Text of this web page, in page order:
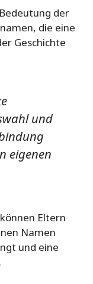
der
die eine
Geschichte
und
eigenen
Eltern
Namen
und eine